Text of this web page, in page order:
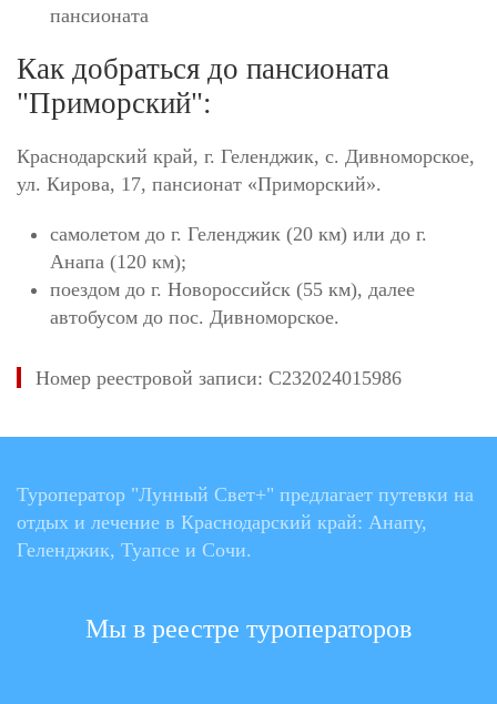
пансионата
Как добраться до пансионата
"Приморский":
Краснодарский край, г. Геленджик, с. Дивноморское,
ул. Кирова, 17, пансионат «Приморский».
самолетом до г. Геленджик (20 км) или до г.
Анапа (120 км);
поездом до г. Новороссийск (55 км), далее
автобусом до пос. Дивноморское.
Номер реестровой записи: С232024015986
Туроператор "Лунный Свет+" предлагает путевки на
отдых и лечение в Краснодарский край: Анапу,
Геленджик, Туапсе и Сочи.
Мы в реестре туроператоров